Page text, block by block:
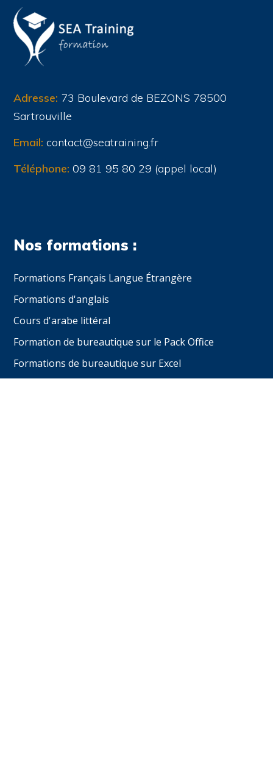
Adresse: 73 Boulevard de BEZONS 78500
Sartrouville
Email: contact@seatraining.fr
Téléphone: 09 81 95 80 29 (appel local)
Nos formations :
Formations Français Langue Étrangère
Formations d'anglais
Cours d'arabe littéral
Formation de bureautique sur le Pack Office
Formations de bureautique sur Excel